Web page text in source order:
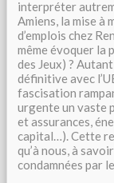
interpréter
Amiens, la mise
d’emplois chez
même évoquer la
des Jeux) ?
définitive avec
fascisation
urgente un vaste
et assurances,
capital…). Cette
qu’à nous, à
condamnées par